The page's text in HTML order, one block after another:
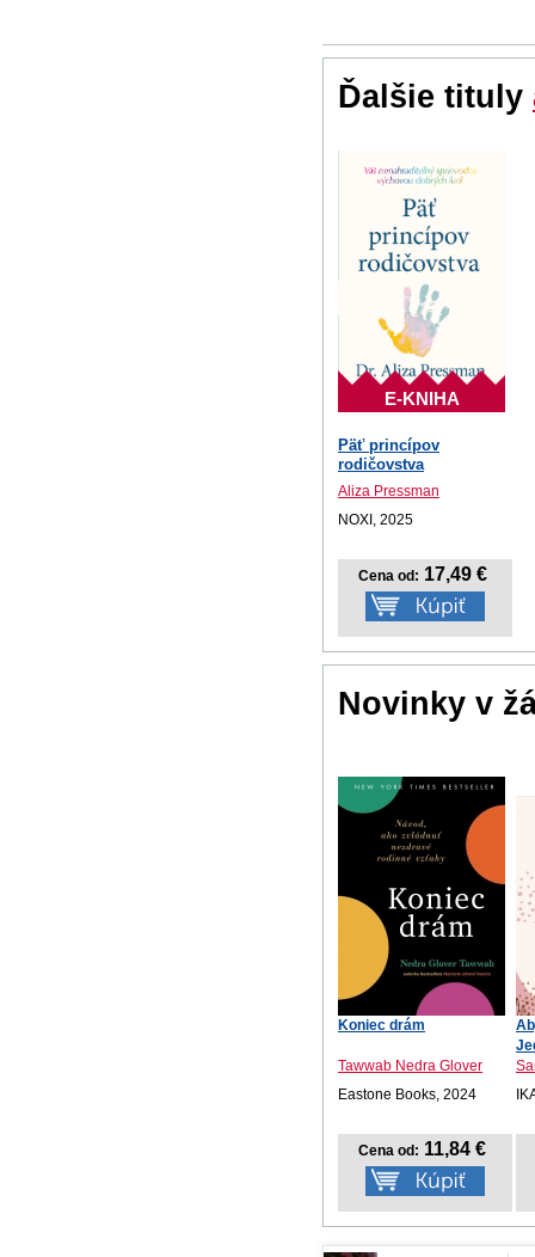
Ďalšie tituly
E-KNIHA
Päť princípov
rodičovstva
Aliza Pressman
NOXI, 2025
Cena od: 17,49 €
Novinky v
Koniec drám
Tawwab Nedra Glover
Eastone Books, 2024
Cena od: 11,84 €